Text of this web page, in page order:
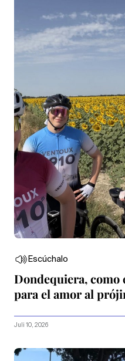
Escúchalo
Dondequiera, como
para el amor al
Juli 10, 2026